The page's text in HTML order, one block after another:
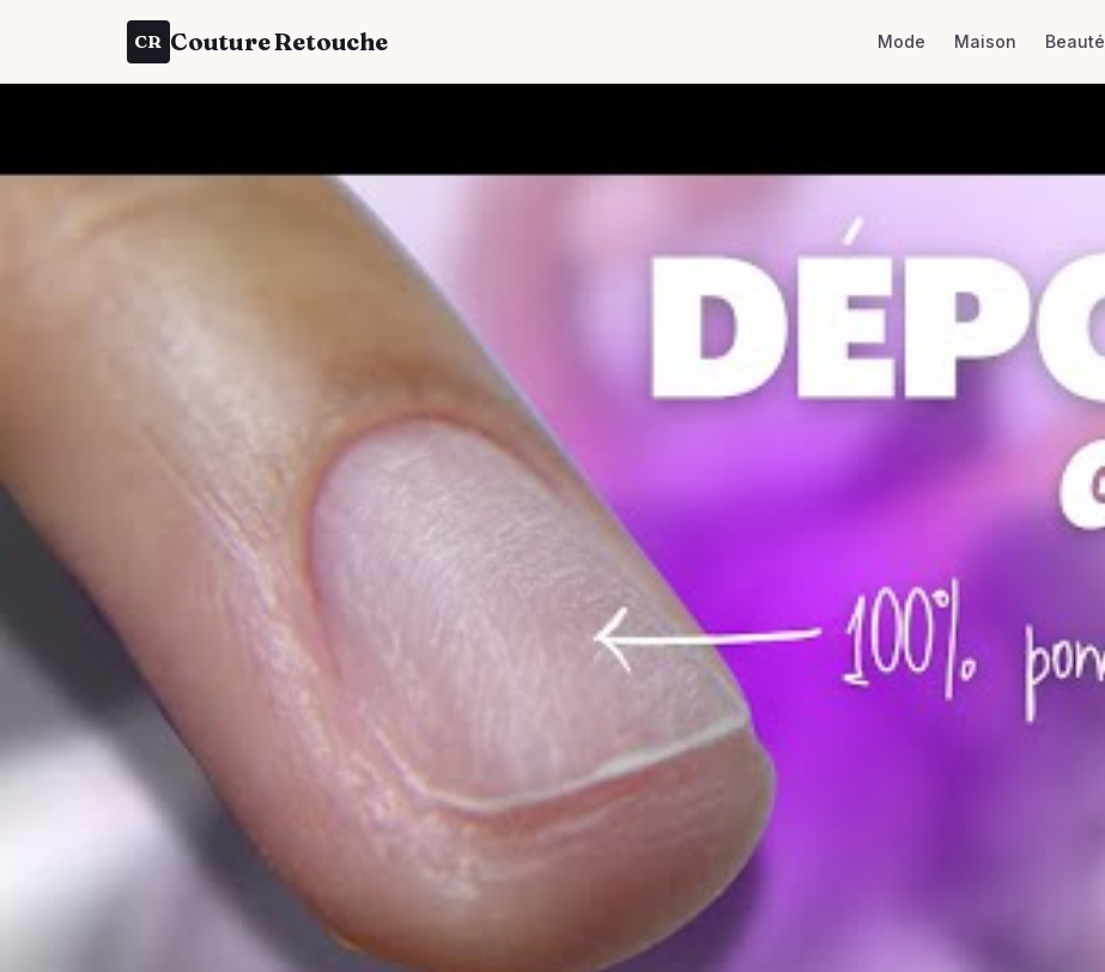
CR Couture Retouche Mode Maison Beauté
Acétone ongle : utilisation,
conseils pour retirer le vernis
18 juillet 2025 5 min de lecture
est le dissolvant le plus puissant pour retirer
types de vernis à ongles. Ce solvant chimique, reconnaissable à son
caractéristique, est particulièrement apprécié pour sa capacité à
les vernis les plus tenaces comme les semi-permanents. Bien